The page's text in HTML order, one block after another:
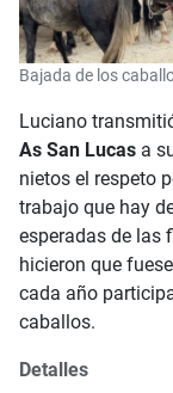
Bajada de los
Luciano
As San Lucas a
nietos el respeto
trabajo que hay
esperadas de las
hicieron que
cada año
caballos.
Detalles